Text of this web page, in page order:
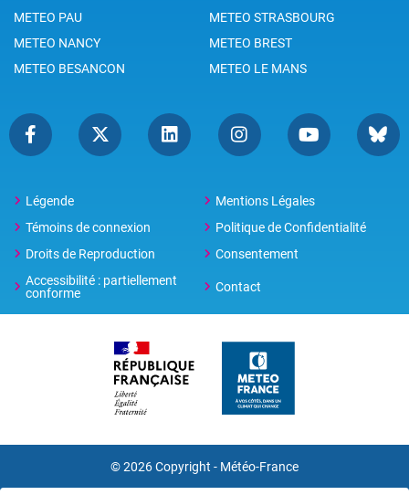
METEO PAU
METEO STRASBOURG
METEO NANCY
METEO BREST
METEO BESANCON
METEO LE MANS
Légende
Mentions Légales
Témoins de connexion
Politique de Confidentialité
Droits de Reproduction
Consentement
Accessibilité : partiellement
conforme
Contact
© 2026 Copyright - Météo-France